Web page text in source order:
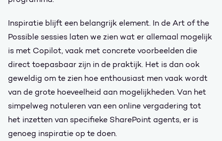
Inspiratie blijft een belangrijk element. In de Art of the
Possible sessies laten we zien wat er allemaal mogelijk
is met Copilot, vaak met concrete voorbeelden die
direct toepasbaar zijn in de praktijk. Het is dan ook
geweldig om te zien hoe enthousiast men vaak wordt
van de grote hoeveelheid aan mogelijkheden. Van het
simpelweg notuleren van een online vergadering tot
het inzetten van specifieke SharePoint agents, er is
genoeg inspiratie op te doen.